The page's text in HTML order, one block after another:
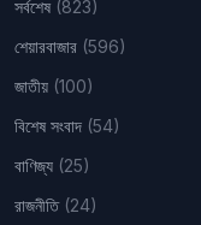
সর্বশেষ (823)
শেয়ারবাজার (596)
জাতীয় (100)
বিশেষ সংবাদ (54)
বাণিজ্য (25)
রাজনীতি (24)